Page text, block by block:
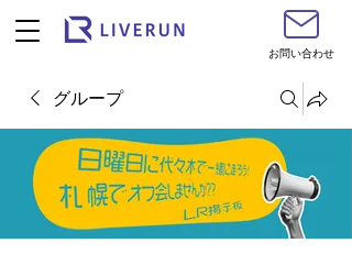
お問い合わせ
グループ